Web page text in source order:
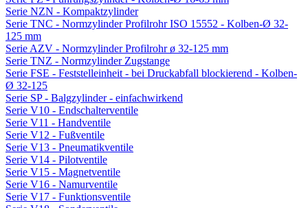
Serie NZN - Kompaktzylinder
Serie TNC - Normzylinder Profilrohr ISO 15552 - Kolben-Ø 32-
125 mm
Serie AZV - Normzylinder Profilrohr ø 32-125 mm
Serie TNZ - Normzylinder Zugstange
Serie FSE - Feststelleinheit - bei Druckabfall blockierend - Kolben-
Ø 32-125
Serie SP - Balgzylinder - einfachwirkend
Serie V10 - Endschalterventile
Serie V11 - Handventile
Serie V12 - Fußventile
Serie V13 - Pneumatikventile
Serie V14 - Pilotventile
Serie V15 - Magnetventile
Serie V16 - Namurventile
Serie V17 - Funktionsventile